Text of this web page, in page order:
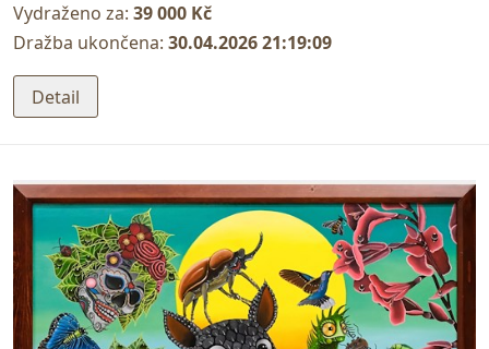
Vydraženo za: 39 000 Kč
Dražba ukončena: 30.04.2026 21:19:09
Detail